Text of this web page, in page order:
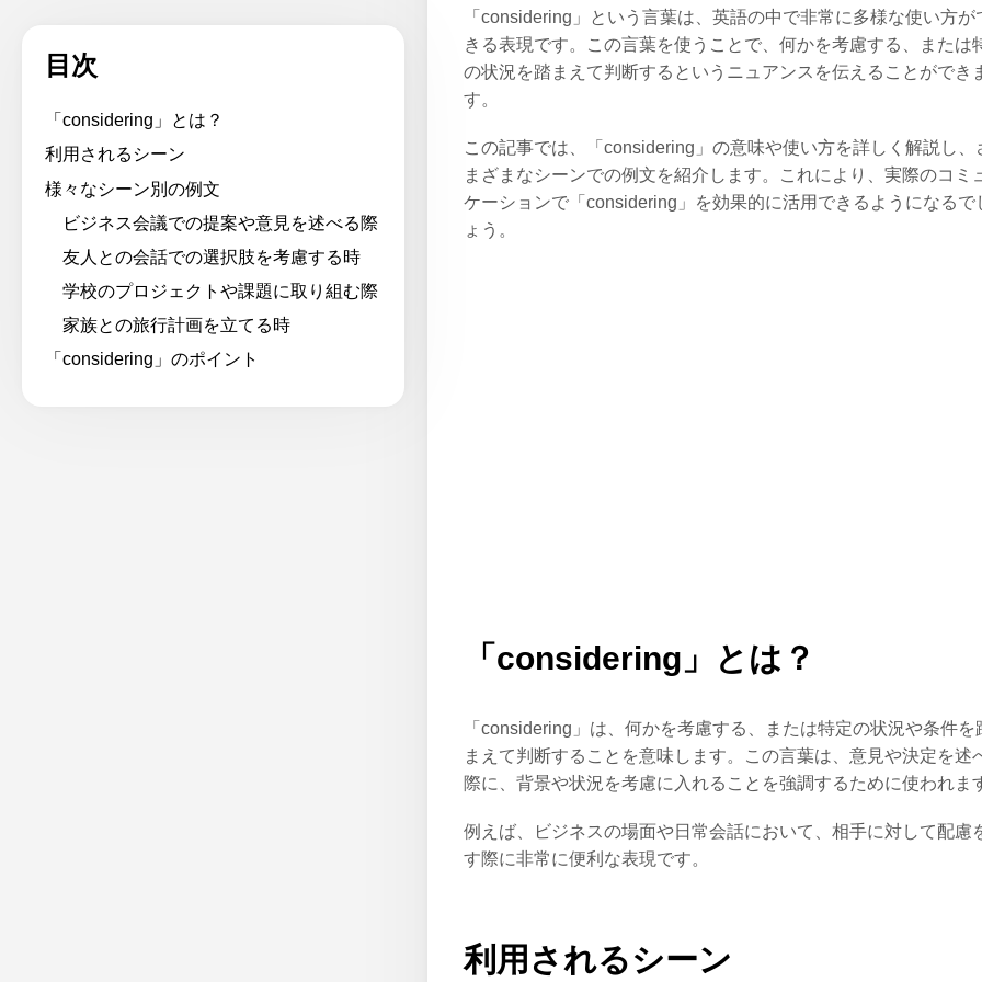
目次
「considering」とは？
利用されるシーン
様々なシーン別の例文
ビジネス会議での提案や意見を述べる際
友人との会話での選択肢を考慮する時
学校のプロジェクトや課題に取り組む際
家族との旅行計画を立てる時
「considering」のポイント
「considering」という言葉は、英語の中で非常に多様な使い方が
きる表現です。この言葉を使うことで、何かを考慮する、または
の状況を踏まえて判断するというニュアンスを伝えることができ
す。
この記事では、「considering」の意味や使い方を詳しく解説し、
まざまなシーンでの例文を紹介します。これにより、実際のコミ
ケーションで「considering」を効果的に活用できるようになるで
ょう。
「considering」とは？
「considering」は、何かを考慮する、または特定の状況や条件を
まえて判断することを意味します。この言葉は、意見や決定を述
際に、背景や状況を考慮に入れることを強調するために使われま
例えば、ビジネスの場面や日常会話において、相手に対して配慮
す際に非常に便利な表現です。
利用されるシーン